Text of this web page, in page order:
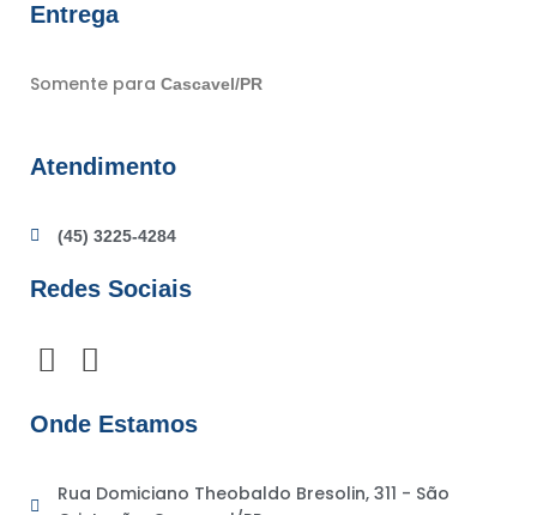
Entrega
Somente para Cascavel/PR
Atendimento
(45) 3225-4284
Redes Sociais
F
c
b
I
s
a
Onde Estamos
Rua Domiciano Theobaldo Bresolin, 311 - São